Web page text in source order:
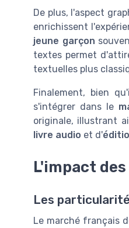
De plus, l'aspect
enrichissent
jeune garçon
textes permet
textuelles plus
Finalement, bien
s'intégrer dans le
originale, illustrant
livre audio et d'
L'impact
Les
Le marché français